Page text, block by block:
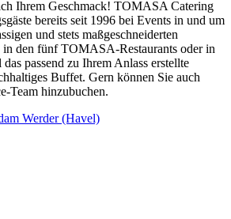
Ihrem Geschmack! TOMASA Catering
bereits seit 1996 bei Events in und um
und stets maßgeschneiderten
in den fünf TOMASA-Restaurants oder in
passend zu Ihrem Anlass erstellte
Buffet. Gern können Sie auch
Team hinzubuchen.
Werder (Havel)